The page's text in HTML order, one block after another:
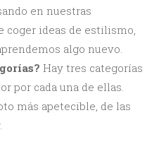
en nuestras
coger ideas de estilismo,
algo nuevo.
Hay tres categorías
por cada una de ellas.
más apetecible, de las